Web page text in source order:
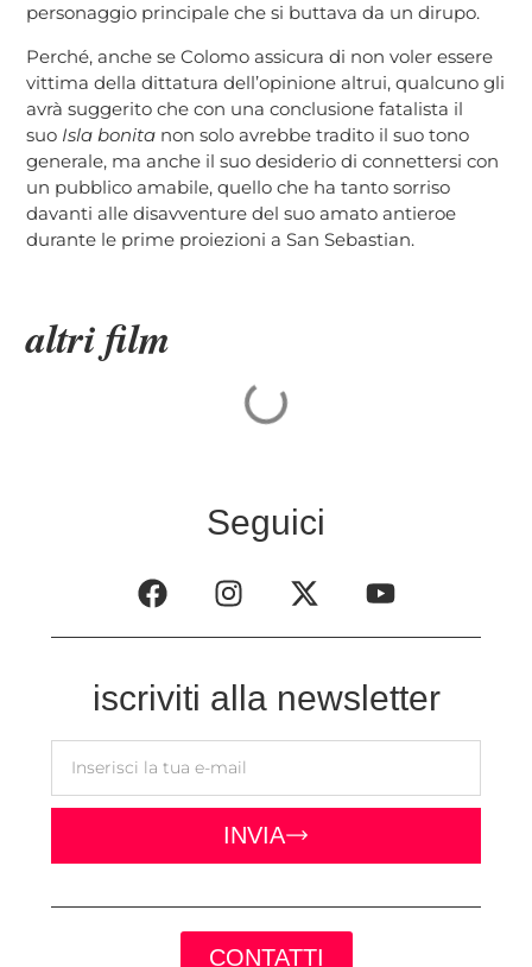
personaggio principale che si buttava da un dirupo.
Perché, anche se Colomo assicura di non voler essere
vittima della dittatura dell’opinione altrui, qualcuno gli
avrà suggerito che con una conclusione fatalista il
suo Isla bonita non solo avrebbe tradito il suo tono
generale, ma anche il suo desiderio di connettersi con
un pubblico amabile, quello che ha tanto sorriso
davanti alle disavventure del suo amato antieroe
durante le prime proiezioni a San Sebastian.
altri film
Seguici
iscriviti alla newsletter
INVIA
CONTATTI